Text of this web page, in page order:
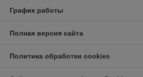
График работы
Полная версия сайта
Политика обработки cookies